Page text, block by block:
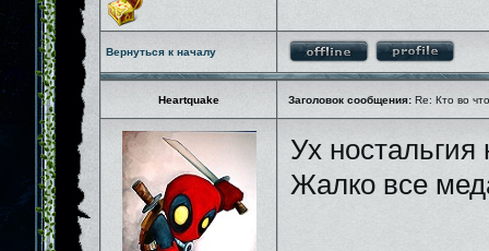
Вернуться к началу
Heartquake Заголовок сообщения: Re: Кто во
Ух
Жалко все